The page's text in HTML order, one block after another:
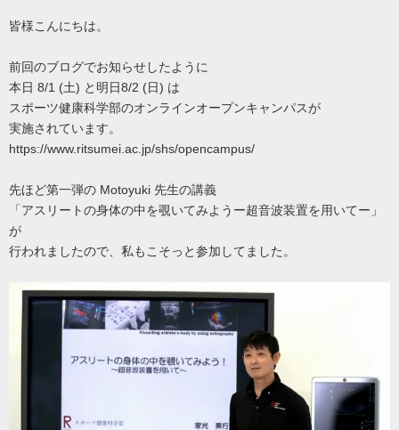
皆様こんにちは。
前回のブログでお知らせしたように
本日 8/1 (土) と明日8/2 (日) は
スポーツ健康科学部のオンラインオープンキャンパスが
実施されています。
https://www.ritsumei.ac.jp/shs/opencampus/
先ほど第一弾の Motoyuki 先生の講義
「アスリートの身体の中を覗いてみようー超音波装置を用いてー」
が
行われましたので、私もこそっと参加してました。